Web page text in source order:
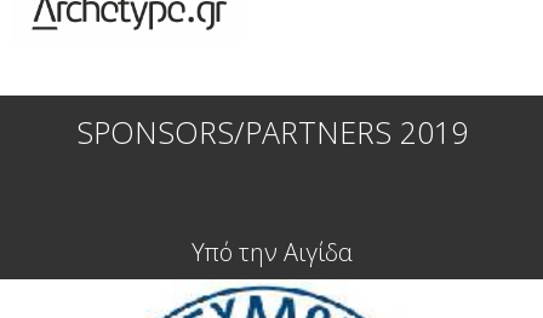
SPONSORS/PARTNERS 2019
Υπό την Αιγίδα